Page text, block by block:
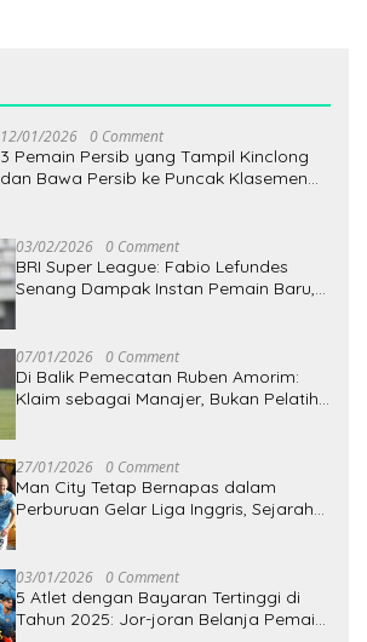
12/01/2026 0 Comment
3 Pemain Persib yang Tampil Kinclong
dan Bawa Persib ke Puncak Klasemen
03/02/2026 0 Comment
BRI Super League: Fabio Lefundes
Senang Dampak Instan Pemain Baru,
07/01/2026 0 Comment
Di Balik Pemecatan Ruben Amorim:
Klaim sebagai Manajer, Bukan Pelatih
27/01/2026 0 Comment
Man City Tetap Bernapas dalam
Perburuan Gelar Liga Inggris, Sejarah
03/01/2026 0 Comment
5 Atlet dengan Bayaran Tertinggi di
Tahun 2025: Jor-joran Belanja Pemain,